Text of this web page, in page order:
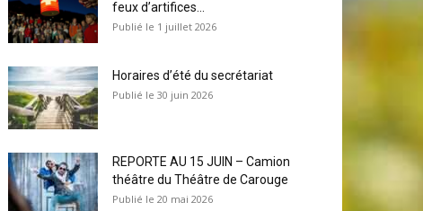
feux d’artifices...
1 juillet 2026
Horaires d’été du secrétariat
30 juin 2026
REPORTE AU 15 JUIN – Camion
théâtre du Théâtre de Carouge
20 mai 2026